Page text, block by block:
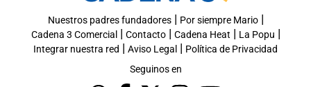
Nuestros padres fundadores| Por siempre Mario|
Cadena 3 Comercial | Contacto| Cadena Heat | La Popu |
Integrar nuestra red | Aviso Legal | Política de Privacidad
Seguinos en